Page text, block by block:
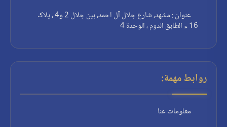
عنوان : مشهد، شارع جلال آل احمد، بين جلال 2 و4 ، پلاک
16 ء الطابق الدوم ، الوحدة 4
روابط مهمة:
معلومات عنا